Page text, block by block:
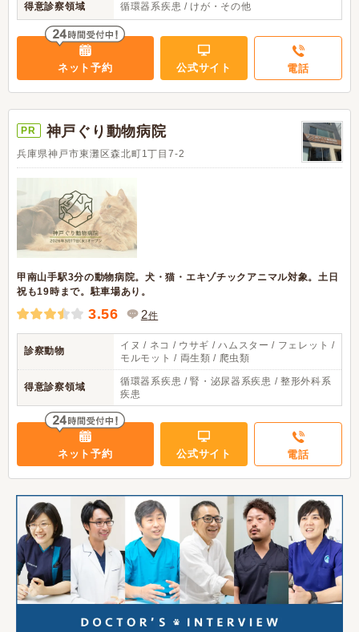
得意診察領域 循環器系疾患 / けが・その他
ネット予約 公式サイト 電話
PR 神戸ぐり動物病院
兵庫県神戸市東灘区森北町1丁目7-2
甲南山手駅3分の動物病院。犬・猫・エキゾチックアニマル対象。土日
祝も19時まで。駐車場あり。
3.56 2件
診察動物
イヌ / ネコ / ウサギ / ハムスター / フェレット /
モルモット / 両生類 / 爬虫類
得意診察領域
循環器系疾患 / 腎・泌尿器系疾患 / 整形外科系
疾患
ネット予約 公式サイト 電話